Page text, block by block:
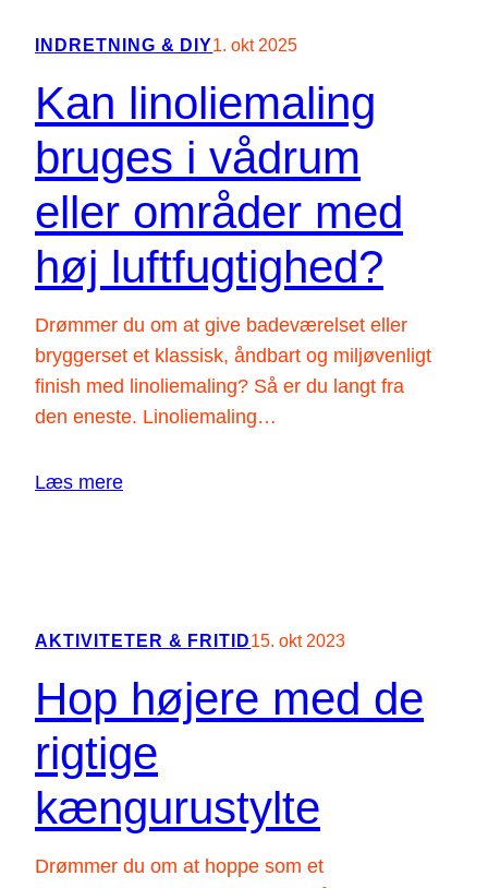
t
i
d
s
p
o
d
e
,
b
u
e
t
INDRETNING & DIY1. okt 2025
Kan linoliemaling
bruges i vådrum
eller områder med
høj luftfugtighed?
Drømmer du om at give badeværelset eller
bryggerset et klassisk, åndbart og miljøvenligt
finish med linoliemaling? Så er du langt fra
den eneste. Linoliemaling…
Læs mere
i
n
o
l
i
m
AKTIVITETER & FRITID15. okt 2023
Hop højere med de
rigtige
kængurustylte
Drømmer du om at hoppe som et